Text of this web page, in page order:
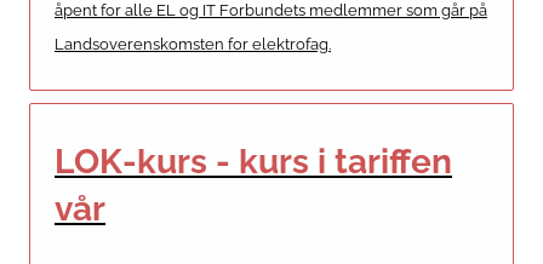
åpent for alle EL og IT Forbundets medlemmer som går på
Landsoverenskomsten for elektrofag.
LOK-kurs - kurs i tariffen
vår